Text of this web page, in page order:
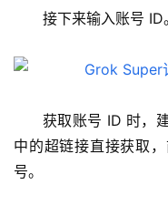
接下来输入账号 ID。
获取账号 ID 时，
中的超链接直接获取
号。